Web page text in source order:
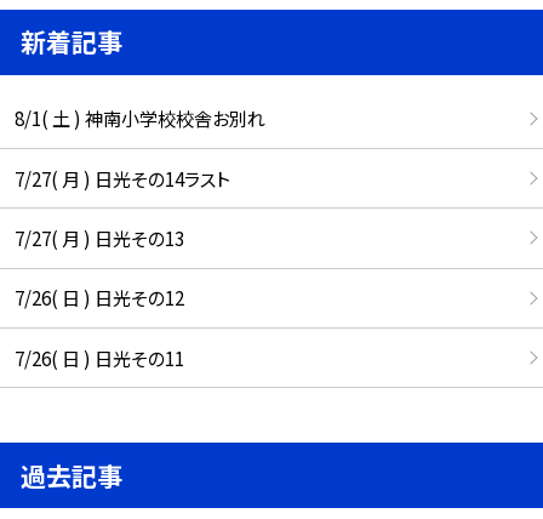
新着記事
8/1( 土 ) 神南小学校校舎お別れ
7/27( 月 ) 日光その14ラスト
7/27( 月 ) 日光その13
7/26( 日 ) 日光その12
7/26( 日 ) 日光その11
過去記事